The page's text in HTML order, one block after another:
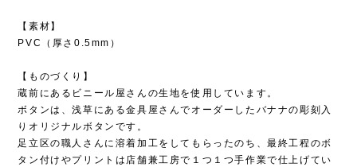
【素材】
PVC（厚さ0.5mm）
【ものづくり】
蔵前にあるビニール屋さんの生地を使用しています。
ボタンは、浅草にある金具屋さんでオーダーしたバナナの彫刻入
りオリジナルボタンです。
足立区の職人さんに溶着加工をしてもらったのち、最終工程のボ
タン付けやプリントは店舗兼工房で１つ１つ手作業で仕上げてい